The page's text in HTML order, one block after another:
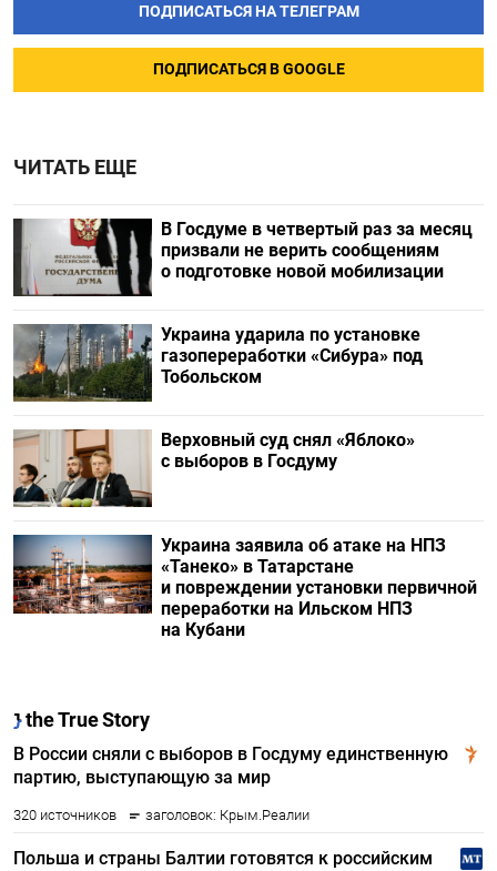
ПОДПИСАТЬСЯ НА ТЕЛЕГРАМ
ПОДПИСАТЬСЯ В GOOGLE
ЧИТАТЬ ЕЩЕ
В Госдуме в четвертый раз за месяц
призвали не верить сообщениям
о подготовке новой мобилизации
Украина ударила по установке
газопереработки «Сибура» под
Тобольском
Верховный суд снял «Яблоко»
с выборов в Госдуму
Украина заявила об атаке на НПЗ
«Танеко» в Татарстане
и повреждении установки первичной
переработки на Ильском НПЗ
на Кубани